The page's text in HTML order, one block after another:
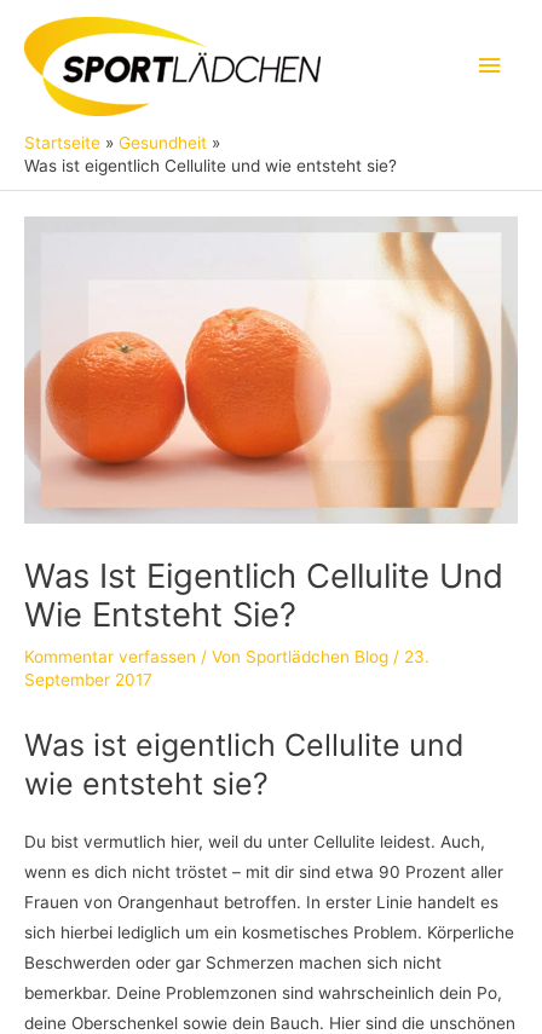
Inhalt
springen
Startseite
Gesundheit
Was ist eigentlich Cellulite und wie entsteht sie?
Was Ist Eigentlich Cellulite Und
Wie Entsteht Sie?
Kommentar verfassen / Von Sportlädchen Blog / 23.
September 2017
Was ist eigentlich Cellulite und
wie entsteht sie?
Du bist vermutlich hier, weil du unter Cellulite leidest. Auch,
wenn es dich nicht tröstet – mit dir sind etwa 90 Prozent aller
Frauen von Orangenhaut betroffen. In erster Linie handelt es
sich hierbei lediglich um ein kosmetisches Problem. Körperliche
Beschwerden oder gar Schmerzen machen sich nicht
bemerkbar. Deine Problemzonen sind wahrscheinlich dein Po,
deine Oberschenkel sowie dein Bauch. Hier sind die unschönen